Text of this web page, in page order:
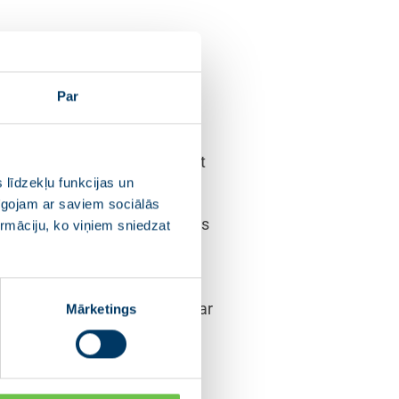
Par
līdzekļu funkcijas un
ar saviem sociālās
ko viņiem sniedzat
Mārketings
Narkotiku kontroles
kopsēdi, lai piedāvātu
tās cēloņus.
administrācijas un
uzdots uz kopsēdi aicināt
un izvērtēs nepieciešamos
risku jauniešu vidū.
skaidru rīcības
redzeslokā saistībā ar
kā arī veikt
problēmas, uzsvērts